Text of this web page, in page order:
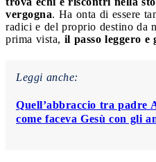
vergogna. Ha onta di essere
radici e del proprio destino da
prima vista, il passo leggero e
Leggi anche:
Quell’abbraccio tra padre
come faceva Gesù con gli